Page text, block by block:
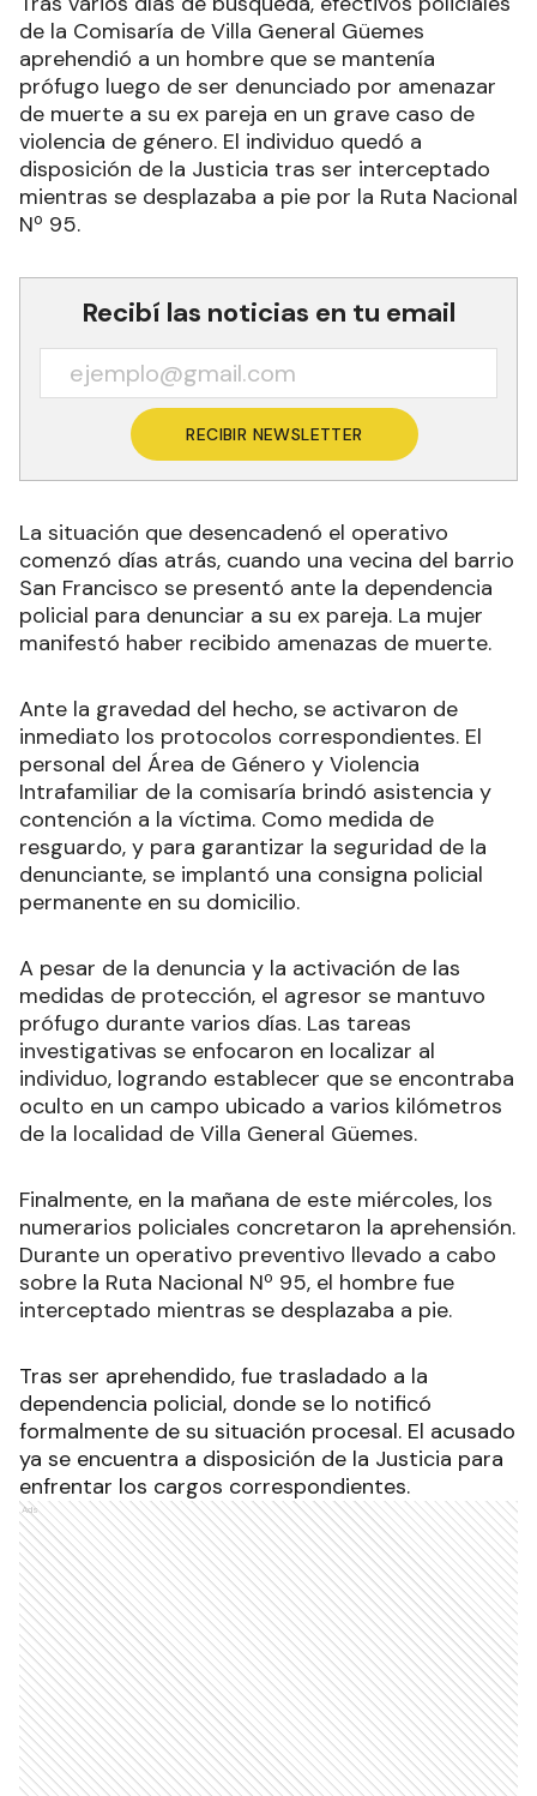
de la Comisaría de Villa General Güemes
aprehendió a un hombre que se mantenía
prófugo luego de ser denunciado por amenazar
de muerte a su ex pareja en un grave caso de
violencia de género. El individuo quedó a
disposición de la Justicia tras ser interceptado
mientras se desplazaba a pie por la Ruta Nacional
Nº 95.
Recibí las noticias en tu email
RECIBIR NEWSLETTER
La situación que desencadenó el operativo
comenzó días atrás, cuando una vecina del barrio
San Francisco se presentó ante la dependencia
policial para denunciar a su ex pareja. La mujer
manifestó haber recibido amenazas de muerte.
Ante la gravedad del hecho, se activaron de
inmediato los protocolos correspondientes. El
personal del Área de Género y Violencia
Intrafamiliar de la comisaría brindó asistencia y
contención a la víctima. Como medida de
resguardo, y para garantizar la seguridad de la
denunciante, se implantó una consigna policial
permanente en su domicilio.
A pesar de la denuncia y la activación de las
medidas de protección, el agresor se mantuvo
prófugo durante varios días. Las tareas
investigativas se enfocaron en localizar al
individuo, logrando establecer que se encontraba
oculto en un campo ubicado a varios kilómetros
de la localidad de Villa General Güemes.
Finalmente, en la mañana de este miércoles, los
numerarios policiales concretaron la aprehensión.
Durante un operativo preventivo llevado a cabo
sobre la Ruta Nacional Nº 95, el hombre fue
interceptado mientras se desplazaba a pie.
Tras ser aprehendido, fue trasladado a la
dependencia policial, donde se lo notificó
formalmente de su situación procesal. El acusado
ya se encuentra a disposición de la Justicia para
enfrentar los cargos correspondientes.
Ads